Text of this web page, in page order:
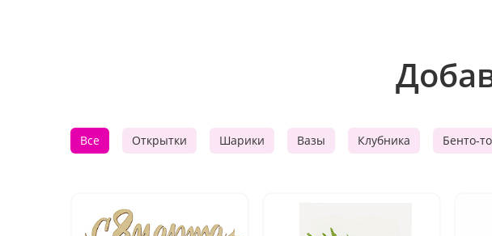
Все Открытки Шарики Вазы Клубника Бенто-